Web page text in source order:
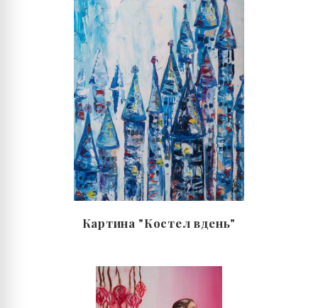
Картина "Костел вдень"